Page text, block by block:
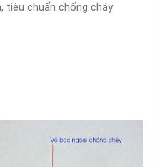
tiêu chuẩn chống cháy